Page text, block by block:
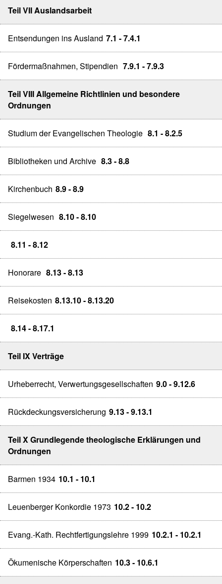
Teil VII Auslandsarbeit
Entsendungen ins Ausland 7.1 - 7.4.1
Fördermaßnahmen, Stipendien 7.9.1 - 7.9.3
Teil VIII Allgemeine Richtlinien und besondere
Ordnungen
Studium der Evangelischen Theologie 8.1 - 8.2.5
Bibliotheken und Archive 8.3 - 8.8
Kirchenbuch 8.9 - 8.9
Siegelwesen 8.10 - 8.10
8.11 - 8.12
Honorare 8.13 - 8.13
Reisekosten 8.13.10 - 8.13.20
8.14 - 8.17.1
Teil IX Verträge
Urheberrecht, Verwertungsgesellschaften 9.0 - 9.12.6
Rückdeckungsversicherung 9.13 - 9.13.1
Teil X Grundlegende theologische Erklärungen und
Ordnungen
Barmen 1934 10.1 - 10.1
Leuenberger Konkordie 1973 10.2 - 10.2
Evang.-Kath. Rechtfertigungslehre 1999 10.2.1 - 10.2.1
Ökumenische Körperschaften 10.3 - 10.6.1